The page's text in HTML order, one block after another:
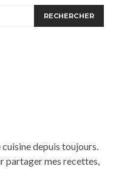
RECHERCHER
cuisine depuis toujours.
partager mes recettes,